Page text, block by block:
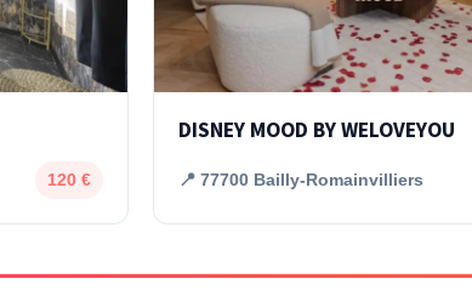
120 €
DISNEY MOOD BY WELOVEYOU
📍 77700 Bailly-Romainvilliers